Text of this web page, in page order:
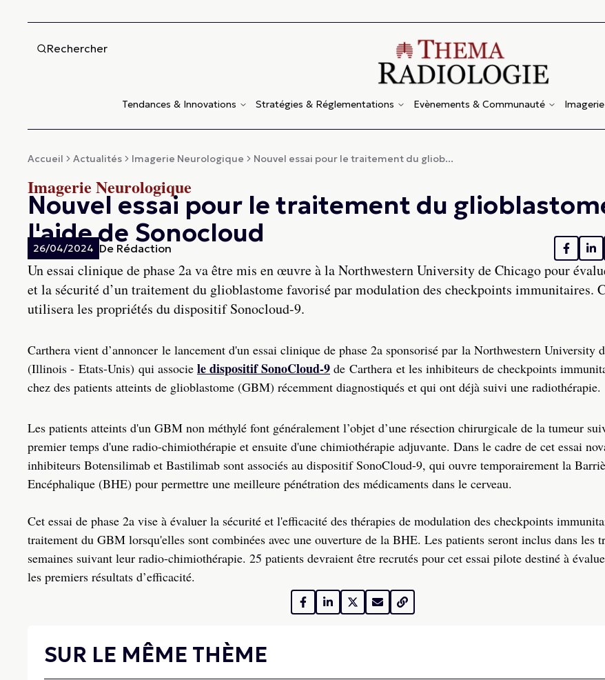
Rechercher
Tendances & Innovations Stratégies & Réglementations Evènements & Communauté
Accueil Actualités Imagerie Neurologique Nouvel essai pour le traitement du gliob...
Imagerie Neurologique
Nouvel essai pour le traitement du
l'aide de Sonocloud
26/04/2024 De Rédaction
Un essai clinique de phase 2a va être mis en œuvre à la Northwestern University de Chicago pour
et la sécurité d’un traitement du glioblastome favorisé par modulation des checkpoints immunitaires.
utilisera les propriétés du dispositif Sonocloud-9.
Carthera vient d’annoncer le lancement d'un essai clinique de phase 2a sponsorisé par la Northwestern University
(Illinois - Etats-Unis) qui associe le dispositif SonoCloud-9 de Carthera et les inhibiteurs de checkpoints
chez des patients atteints de glioblastome (GBM) récemment diagnostiqués et qui ont déjà suivi une radiothérapie.
Les patients atteints d'un GBM non méthylé font généralement l’objet d’une résection chirurgicale de la tumeur
premier temps d'une radio-chimiothérapie et ensuite d'une chimiothérapie adjuvante. Dans le cadre de cet essai
inhibiteurs Botensilimab et Bastilimab sont associés au dispositif SonoCloud-9, qui ouvre temporairement la
Encéphalique (BHE) pour permettre une meilleure pénétration des médicaments dans le cerveau.
Cet essai de phase 2a vise à évaluer la sécurité et l'efficacité des thérapies de modulation des checkpoints
traitement du GBM lorsqu'elles sont combinées avec une ouverture de la BHE. Les patients seront inclus dans les
semaines suivant leur radio-chimiothérapie. 25 patients devraient être recrutés pour cet essai pilote destiné à
les premiers résultats d’efficacité.
SUR LE MÊME THÈME